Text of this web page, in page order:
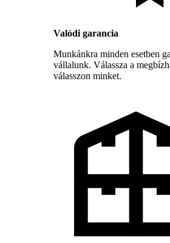
Valódi garancia
Munkánkra minden esetben
vállalunk. Válassza a
válasszon minket.